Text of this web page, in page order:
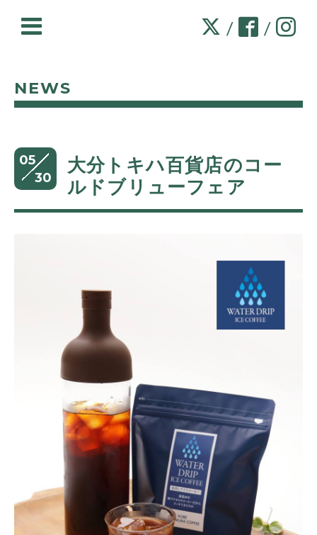
/ /
NEWS
05
30
大分トキハ百貨店のコー
ルドブリューフェア